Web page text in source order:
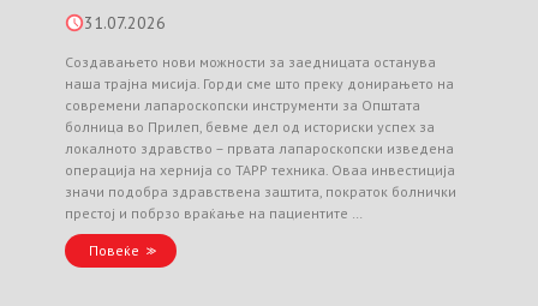
31.07.2026
Создавањето нови можности за заедницата останува
наша трајна мисија. Горди сме што преку донирањето на
современи лапароскопски инструменти за Општата
болница во Прилеп, бевме дел од историски успех за
локалното здравство – првата лапароскопски изведена
операција на хернија со TAPP техника. Оваа инвестиција
значи подобра здравствена заштита, пократок болнички
престој и побрзо враќање на пациентите …
Повеќе